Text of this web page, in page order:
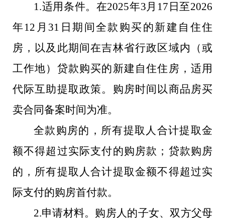
1.适用条件。在2025年3月17日至2026
年12月31日期间全款购买的新建自住住
房，以及此期间在吉林省行政区域内（或
工作地）贷款购买的新建自住住房，适用
代际互助提取政策。购房时间以商品房买
卖合同备案时间为准。
全款购房的，所有提取人合计提取金
额不得超过实际支付的购房款；贷款购房
的，所有提取人合计提取金额不得超过实
际支付的购房首付款。
2.申请材料。购房人的子女、双方父母